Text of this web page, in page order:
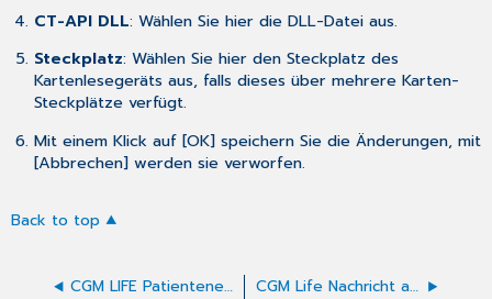
CT-API DLL: Wählen Sie hier die DLL-Datei aus.
Steckplatz: Wählen Sie hier den Steckplatz des
Kartenlesegeräts aus, falls dieses über mehrere Karten-
Steckplätze verfügt.
Mit einem Klick auf [OK] speichern Sie die Änderungen, mit
[Abbrechen] werden sie verworfen.
Back to top
CGM LIFE Patienteneinstellungen CGM Life Nachricht an Patient